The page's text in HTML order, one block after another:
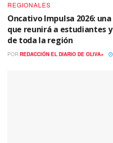
REGIONALES
Oncativo Impulsa 2026:
que reunirá a estudiantes
de toda la región
POR REDACCIÓN EL DIARIO DE OLIVA+